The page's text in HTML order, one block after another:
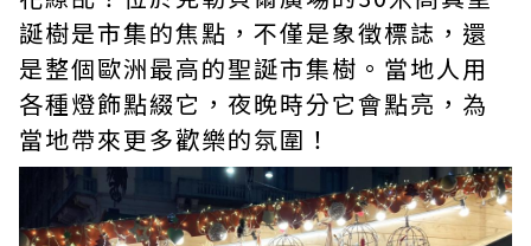
誕樹是市集的焦點，不僅是象徵標誌，還
是整個歐洲最高的聖誕市集樹。當地人用
各種燈飾點綴它，夜晚時分它會點亮，為
當地帶來更多歡樂的氛圍！